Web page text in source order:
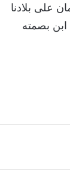
على بلادنا
بصمته